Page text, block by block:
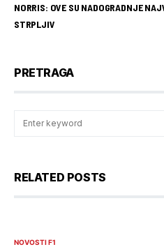
NORRIS: OVE SU NADOGRADNJE
STRPLJIV
PRETRAGA
RELATED POSTS
NOVOSTI F1